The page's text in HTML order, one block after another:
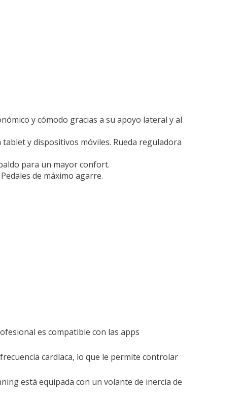
y cómodo gracias a su apoyo lateral y al
y dispositivos móviles. Rueda reguladora
para un mayor confort.
de máximo agarre.
es compatible con las apps
frecuencia cardíaca, lo que le permite controlar
está equipada con un volante de inercia de